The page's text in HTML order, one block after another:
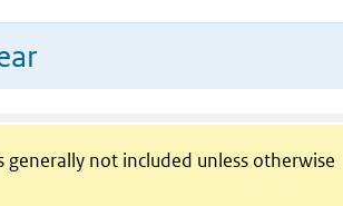
generally not included unless otherwise